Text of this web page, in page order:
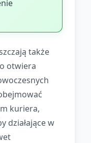
także
otwiera
kuriera,
działające w